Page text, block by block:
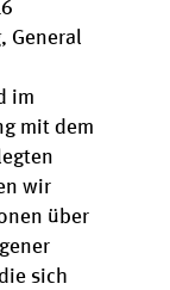
General
im
mit dem
wir
über
sich